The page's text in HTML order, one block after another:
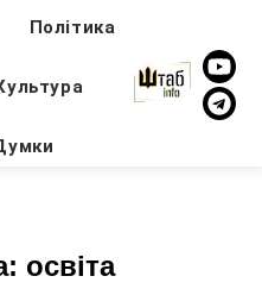
Політика
освіта